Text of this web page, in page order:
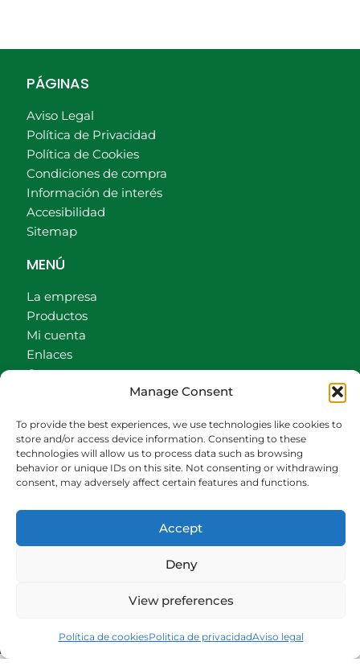
Manage Consent
To provide the best experiences, we use technologies like cookies to
store and/or access device information. Consenting to these
technologies will allow us to process data such as browsing
behavior or unique IDs on this site. Not consenting or withdrawing
consent, may adversely affect certain features and functions.
Accept
Deny
View preferences
Política de cookiesPolitica de privacidadAviso legal
PÁGINAS
Aviso Legal
Política de Privacidad
Política de Cookies
Condiciones de compra
Información de interés
Accesibilidad
Sitemap
MENÚ
La empresa
Productos
Mi cuenta
Enlaces
Contacto
CONTACTO
942540013
comercial@bediaycabarga.com
De lunes a viernes de 8:30 a 13:00 y de 15:00 a
Webmaster:Nuética Informática